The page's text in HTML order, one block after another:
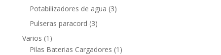
Potabilizadores de agua (3)
Pulseras paracord (3)
Varios (1)
Pilas Baterias Cargadores (1)